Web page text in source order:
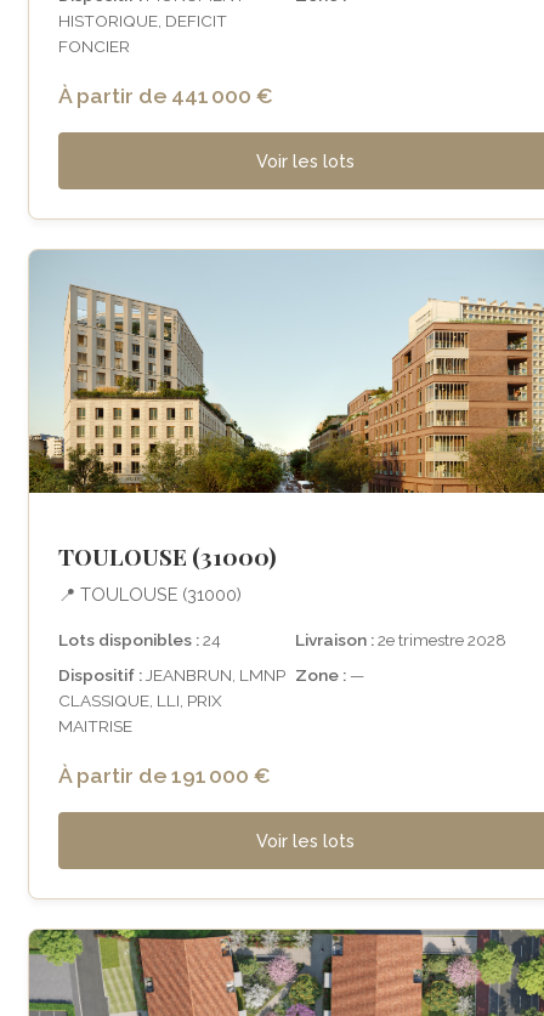
HISTORIQUE, DEFICIT
FONCIER
À partir de 441 000 €
Voir les lots
TOULOUSE (31000)
📍 TOULOUSE (31000)
Lots disponibles :24 Livraison :2e trimestre 2028
Dispositif : JEANBRUN, LMNP
CLASSIQUE, LLI, PRIX
MAITRISE
Zone : —
À partir de 191 000 €
Voir les lots